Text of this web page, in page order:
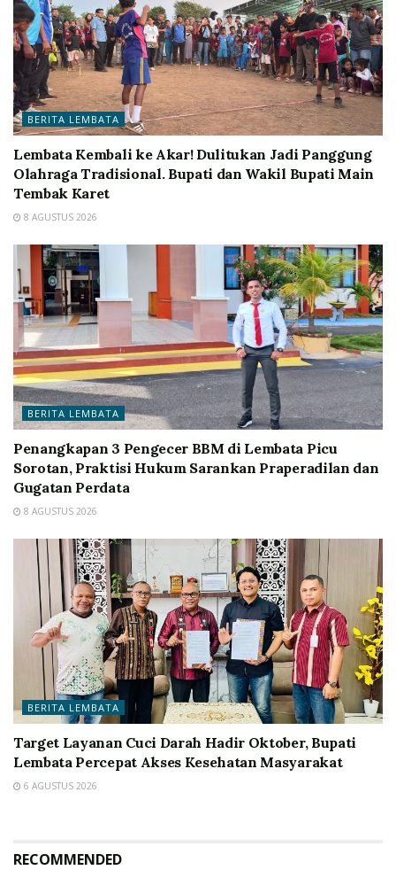
BERITA LEMBATA
Lembata Kembali ke Akar! Dulitukan Jadi Panggung
Olahraga Tradisional. Bupati dan Wakil Bupati Main
Tembak Karet
8 AGUSTUS 2026
BERITA LEMBATA
Penangkapan 3 Pengecer BBM di Lembata Picu
Sorotan, Praktisi Hukum Sarankan Praperadilan dan
Gugatan Perdata
8 AGUSTUS 2026
BERITA LEMBATA
Target Layanan Cuci Darah Hadir Oktober, Bupati
Lembata Percepat Akses Kesehatan Masyarakat
6 AGUSTUS 2026
RECOMMENDED